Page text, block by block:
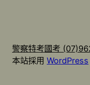
警察特考國考
本站採用 WordPress